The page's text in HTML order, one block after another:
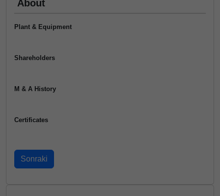
About
Plant & Equipment
Shareholders
M & A History
Certificates